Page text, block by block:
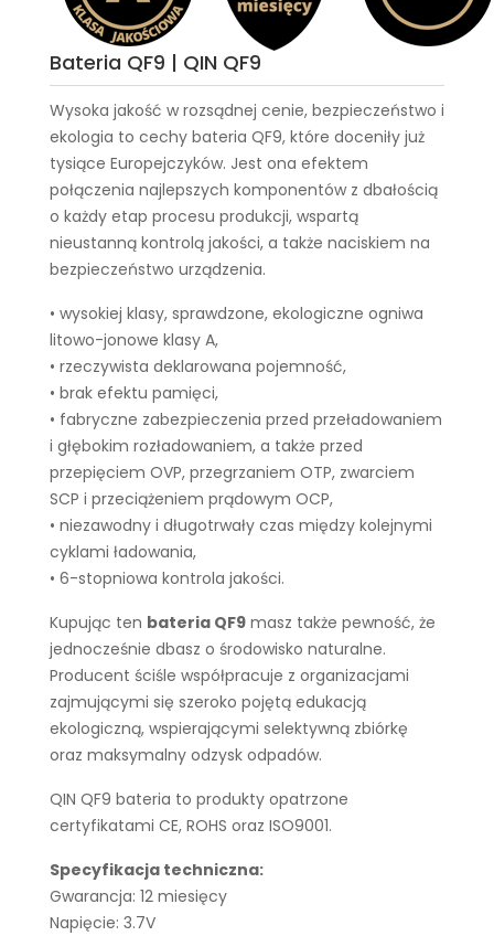
Bateria QF9 | QIN QF9
Wysoka jakość w rozsądnej cenie, bezpieczeństwo i
ekologia to cechy bateria QF9, które doceniły już
tysiące Europejczyków. Jest ona efektem
połączenia najlepszych komponentów z dbałością
o każdy etap procesu produkcji, wspartą
nieustanną kontrolą jakości, a także naciskiem na
bezpieczeństwo urządzenia.
• wysokiej klasy, sprawdzone, ekologiczne ogniwa
litowo-jonowe klasy A,
• rzeczywista deklarowana pojemność,
• brak efektu pamięci,
• fabryczne zabezpieczenia przed przeładowaniem
i głębokim rozładowaniem, a także przed
przepięciem OVP, przegrzaniem OTP, zwarciem
SCP i przeciążeniem prądowym OCP,
• niezawodny i długotrwały czas między kolejnymi
cyklami ładowania,
• 6-stopniowa kontrola jakości.
Kupując ten bateria QF9 masz także pewność, że
jednocześnie dbasz o środowisko naturalne.
Producent ściśle współpracuje z organizacjami
zajmującymi się szeroko pojętą edukacją
ekologiczną, wspierającymi selektywną zbiórkę
oraz maksymalny odzysk odpadów.
QIN QF9 bateria to produkty opatrzone
certyfikatami CE, ROHS oraz ISO9001.
Specyfikacja techniczna:
Gwarancja: 12 miesięcy
Napięcie: 3.7V